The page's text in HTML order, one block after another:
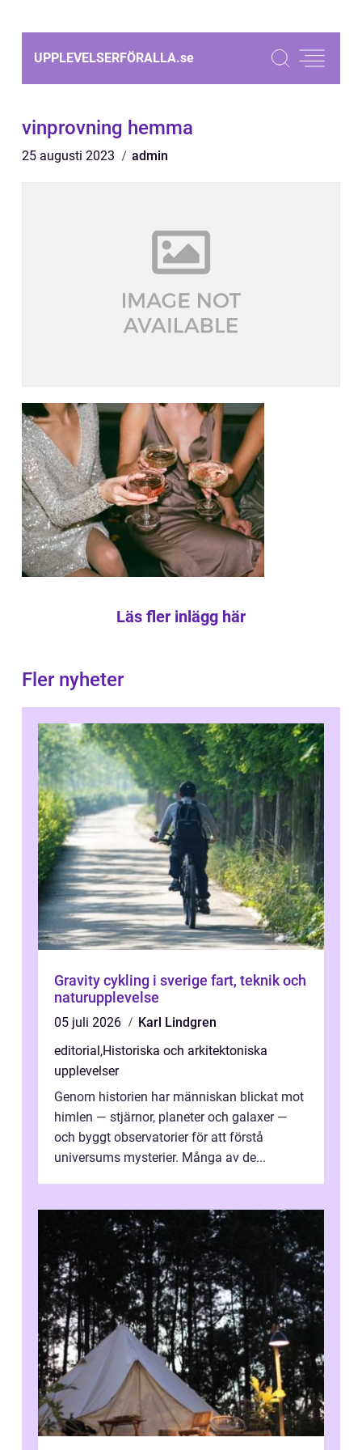
UPPLEVELSERFÖRALLA.se
vinprovning hemma
25 augusti 2023 admin
Läs fler inlägg här
Fler nyheter
Gravity cykling i sverige fart, teknik och
naturupplevelse
05 juli 2026
Karl Lindgren
editorial,Historiska och arkitektoniska
upplevelser
Genom historien har människan blickat mot
himlen — stjärnor, planeter och galaxer —
och byggt observatorier för att förstå
universums mysterier. Många av de...